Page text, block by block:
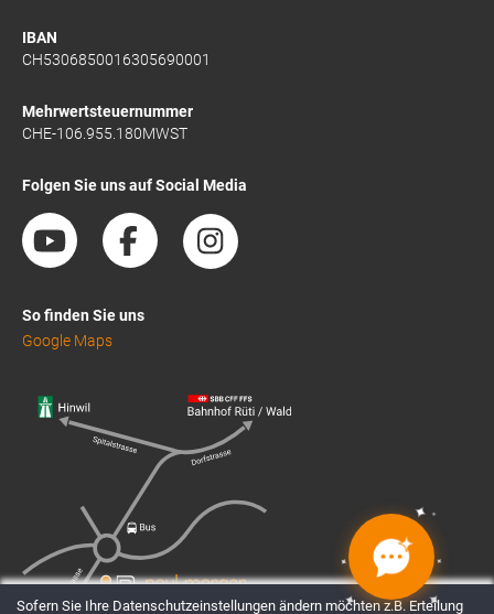
IBAN
CH5306850016305690001
Mehrwertsteuernummer
CHE-106.955.180MWST
Folgen Sie uns auf Social Media
So finden Sie uns
Google Maps
✦
✦
✦
✦
✦
✦
Sofern Sie Ihre Datenschutzeinstellungen ändern möchten z.B. Erteilung